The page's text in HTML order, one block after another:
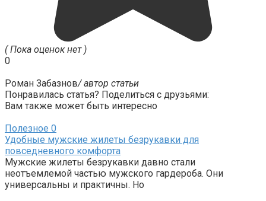
( Пока оценок нет )
0
Роман Забазнов/ автор статьи
Понравилась статья? Поделиться с друзьями:
Вам также может быть интересно
Полезное 0
Удобные мужские жилеты безрукавки для
повседневного комфорта
Мужские жилеты безрукавки давно стали
неотъемлемой частью мужского гардероба. Они
универсальны и практичны. Но